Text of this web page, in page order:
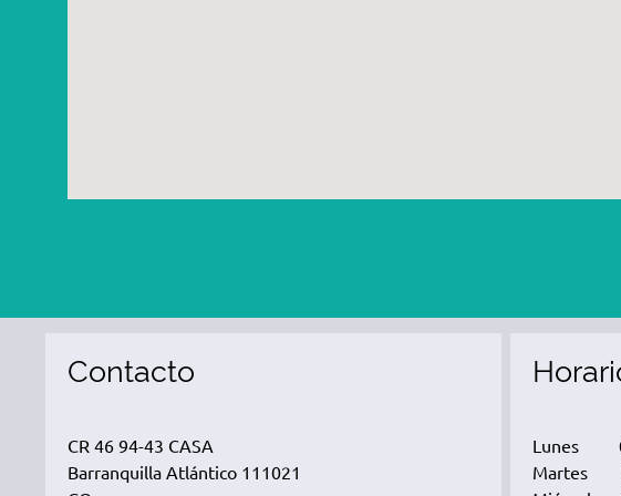
Contacto
CR 46 94-43 CASA
Barranquilla Atlántico 111021
Lunes
Martes